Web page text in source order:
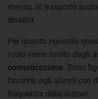
mensa, al trasporto
disabili.
Per quanto riguarda
ruolo viene svolto dagli
comunicazione . Sono
favorire, agli alunni con
frequenza delle lezioni.